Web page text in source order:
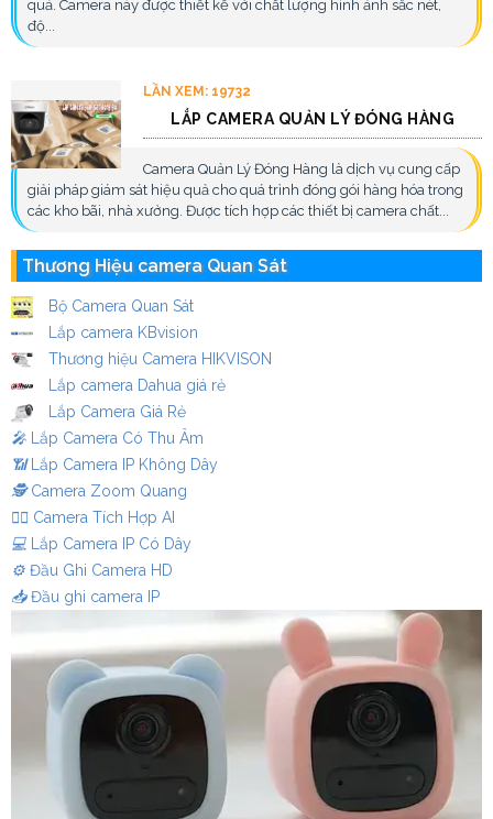
quả. Camera này được thiết kế với chất lượng hình ảnh sắc nét,
độ...
LẦN XEM: 19732
LẮP CAMERA QUẢN LÝ ĐÓNG HÀNG
Camera Quản Lý Đóng Hàng là dịch vụ cung cấp
giải pháp giám sát hiệu quả cho quá trình đóng gói hàng hóa trong
các kho bãi, nhà xưởng. Được tích hợp các thiết bị camera chất...
Thương Hiệu camera Quan Sát
Bộ Camera Quan Sát
Lắp camera KBvision
Thương hiệu Camera HIKVISON
Lắp camera Dahua giá rẻ
Lắp Camera Giá Rẻ
️🎤️
Lắp Camera Có Thu Âm
📶
Lắp Camera IP Không Dây
🕵️Camera Zoom Quang
🧛‍♀️ Camera Tích Hợp AI
💻 Lắp Camera IP Có Dây
⚙️ Đầu Ghi Camera HD
📥Đầu ghi camera IP